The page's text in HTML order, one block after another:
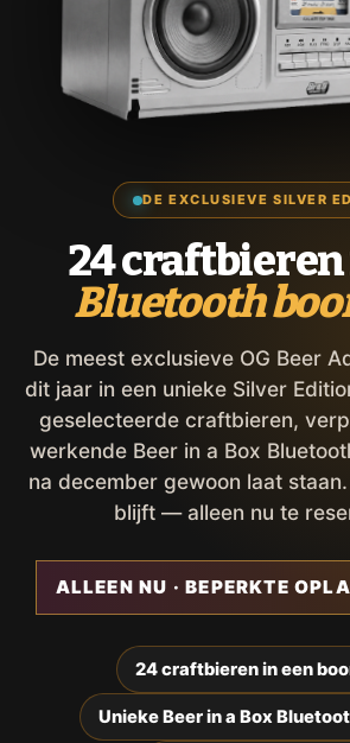
DE EXCLUSIEVE SILVER
24 craftbieren
Bluetooth
De meest exclusieve OG Beer
dit jaar in een unieke Silver
geselecteerde craftbieren,
werkende Beer in a Box
na december gewoon laat
blijft — alleen nu te
ALLEEN NU · BEPERKTE
24 craftbieren in een
Unieke Beer in a Box